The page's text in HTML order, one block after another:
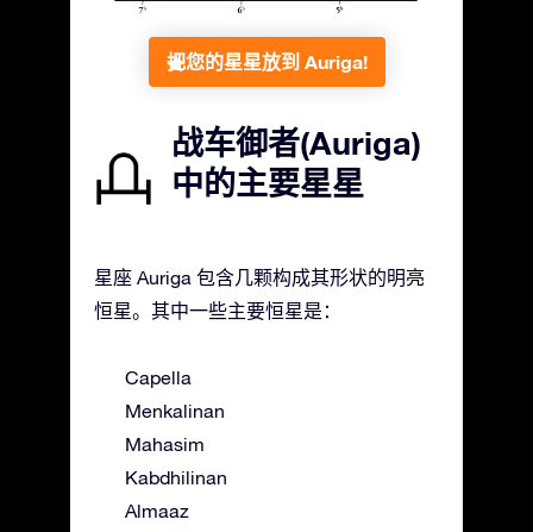
把您的星星放到 Auriga!
战车御者(Auriga)
中的主要星星
星座 Auriga 包含几颗构成其形状的明亮
恒星。其中一些主要恒星是：
Capella
Menkalinan
Mahasim
Kabdhilinan
Almaaz